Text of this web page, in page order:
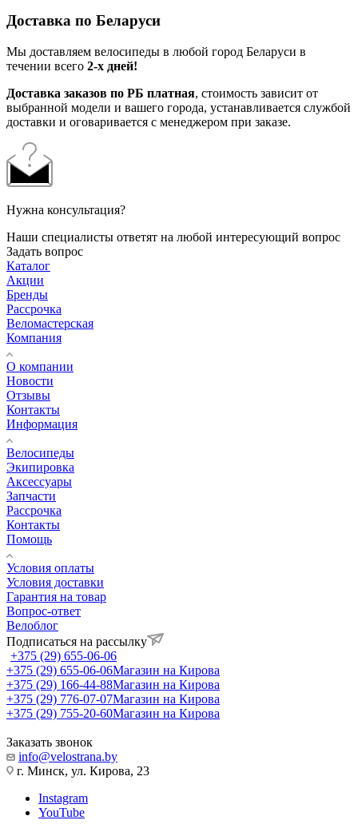
Доставка по Беларуси
Мы доставляем велосипеды в любой город Беларуси в
течении всего 2-х дней!
Доставка заказов по РБ платная, стоимость зависит от
выбранной модели и вашего города, устанавливается службой
доставки и оговаривается с менеджером при заказе.
Нужна консультация?
Наши специалисты ответят на любой интересующий вопрос
Задать вопрос
Каталог
Акции
Бренды
Рассрочка
Веломастерская
Компания
О компании
Новости
Отзывы
Контакты
Информация
Велосипеды
Экипировка
Аксессуары
Запчасти
Рассрочка
Контакты
Помощь
Условия оплаты
Условия доставки
Гарантия на товар
Вопрос-ответ
Велоблог
Подписаться на рассылку
+375 (29) 655-06-06
+375 (29) 655-06-06Магазин на Кирова
+375 (29) 166-44-88Магазин на Кирова
+375 (29) 776-07-07Магазин на Кирова
+375 (29) 755-20-60Магазин на Кирова
Заказать звонок
info@velostrana.by
г. Минск, ул. Кирова, 23
Instagram
YouTube